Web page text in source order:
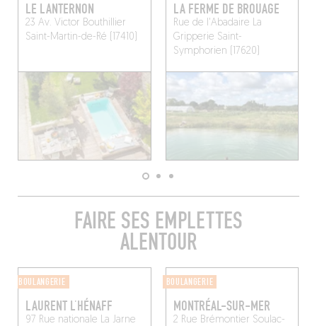
LE LANTERNON
23 Av. Victor Bouthillier
Saint-Martin-de-Ré (17410)
LA FERME DE BROUAGE
Rue de l'Abadaire La
Gripperie Saint-
Symphorien (17620)
FAIRE SES EMPLETTES
ALENTOUR
BOULANGERIE
LAURENT L’HÉNAFF
97 Rue nationale La Jarne
BOULANGERIE
MONTRÉAL-SUR-MER
2 Rue Brémontier Soulac-